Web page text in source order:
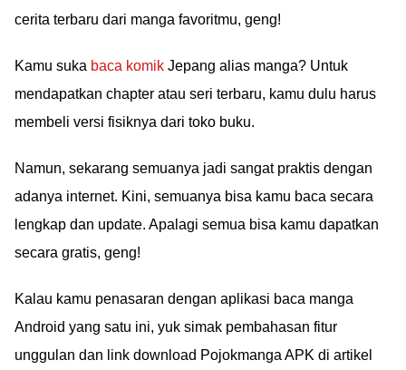
cerita terbaru dari manga favoritmu, geng!
Kamu suka baca komik Jepang alias manga? Untuk
mendapatkan chapter atau seri terbaru, kamu dulu harus
membeli versi fisiknya dari toko buku.
Namun, sekarang semuanya jadi sangat praktis dengan
adanya internet. Kini, semuanya bisa kamu baca secara
lengkap dan update. Apalagi semua bisa kamu dapatkan
secara gratis, geng!
Kalau kamu penasaran dengan aplikasi baca manga
Android yang satu ini, yuk simak pembahasan fitur
unggulan dan link download Pojokmanga APK di artikel